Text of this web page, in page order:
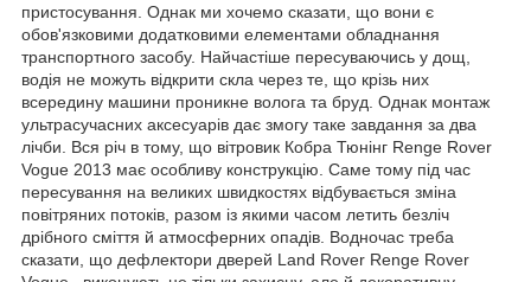
пристосування. Однак ми хочемо сказати, що вони є
обов'язковими додатковими елементами обладнання
транспортного засобу. Найчастіше пересуваючись у дощ,
водія не можуть відкрити скла через те, що крізь них
всередину машини проникне волога та бруд. Однак монтаж
ультрасучасних аксесуарів дає змогу таке завдання за два
лічби. Вся річ в тому, що вітровик Кобра Тюнінг Renge Rover
Vogue 2013 має особливу конструкцію. Саме тому під час
пересування на великих швидкостях відбувається зміна
повітряних потоків, разом із якими часом летить безліч
дрібного сміття й атмосферних опадів. Водночас треба
сказати, що дефлектори дверей Land Rover Renge Rover